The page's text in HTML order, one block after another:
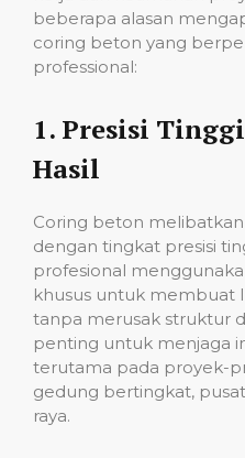
beberapa alasan
coring beton yang
professional:
1. Presisi
Hasil
Coring beton
dengan tingkat presisi
profesional
khusus untuk membuat
tanpa merusak struktur
penting untuk menjaga
terutama pada proyek-
gedung bertingkat,
raya.